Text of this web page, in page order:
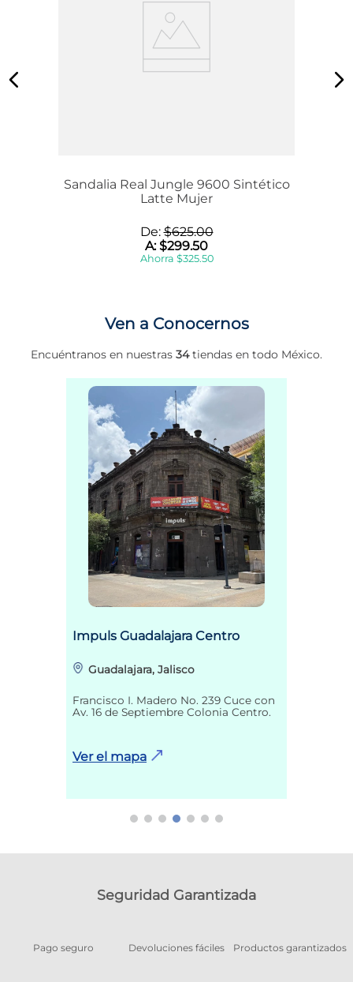
Sandalia Real Jungle 9600 Sintético
Latte Mujer
De:$625.00
A:$299.50
Ahorra $325.50
Ven a Conocernos
Encuéntranos en nuestras 34tiendas en todo México.
Impuls Guadalajara Centro
Guadalajara, Jalisco
Francisco I. Madero No. 239 Cuce con
Av. 16 de Septiembre Colonia Centro.
Ver el mapa
Seguridad Garantizada
Pago seguro Devoluciones fáciles Productos garantizados